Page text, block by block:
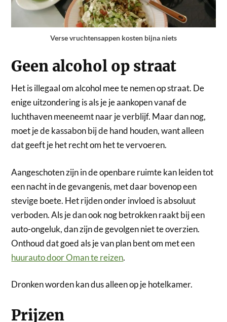
Verse vruchtensappen kosten bijna niets
Geen alcohol op straat
Het is illegaal om alcohol mee te nemen op straat. De
enige uitzondering is als je je aankopen vanaf de
luchthaven meeneemt naar je verblijf. Maar dan nog,
moet je de kassabon bij de hand houden, want alleen
dat geeft je het recht om het te vervoeren.
Aangeschoten zijn in de openbare ruimte kan leiden tot
een nacht in de gevangenis, met daar bovenop een
stevige boete. Het rijden onder invloed is absoluut
verboden. Als je dan ook nog betrokken raakt bij een
auto-ongeluk, dan zijn de gevolgen niet te overzien.
Onthoud dat goed als je van plan bent om met een
huurauto door Oman te reizen.
Dronken worden kan dus alleen op je hotelkamer.
Prijzen